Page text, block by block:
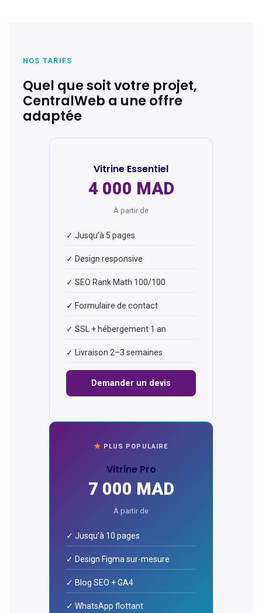
NOS TARIFS
Quel que soit votre projet,
CentralWeb a une offre
adaptée
Vitrine Essentiel
4 000 MAD
À partir de
✓ Jusqu’à 5 pages
✓ Design responsive
✓ SEO Rank Math 100/100
✓ Formulaire de contact
✓ SSL + hébergement 1 an
✓ Livraison 2–3 semaines
Demander un devis
PLUS POPULAIRE
Vitrine Pro
7 000 MAD
À partir de
✓ Jusqu’à 10 pages
✓ Design Figma sur-mesure
✓ Blog SEO + GA4
✓ WhatsApp flottant